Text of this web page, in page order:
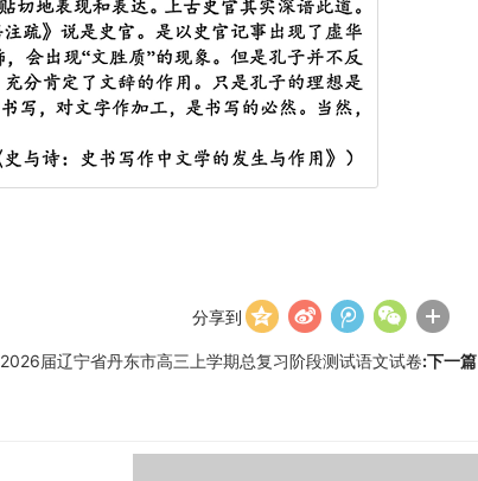
分享到
2026届辽宁省丹东市高三上学期总复习阶段测试语文试卷:下一篇